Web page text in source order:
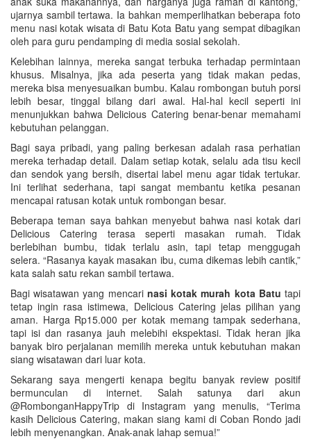
ujarnya sambil tertawa. Ia bahkan memperlihatkan beberapa foto
menu nasi kotak wisata di Batu Kota Batu yang sempat dibagikan
oleh para guru pendamping di media sosial sekolah.
Kelebihan lainnya, mereka sangat terbuka terhadap permintaan
khusus. Misalnya, jika ada peserta yang tidak makan pedas,
mereka bisa menyesuaikan bumbu. Kalau rombongan butuh porsi
lebih besar, tinggal bilang dari awal. Hal-hal kecil seperti ini
menunjukkan bahwa Delicious Catering benar-benar memahami
kebutuhan pelanggan.
Bagi saya pribadi, yang paling berkesan adalah rasa perhatian
mereka terhadap detail. Dalam setiap kotak, selalu ada tisu kecil
dan sendok yang bersih, disertai label menu agar tidak tertukar.
Ini terlihat sederhana, tapi sangat membantu ketika pesanan
mencapai ratusan kotak untuk rombongan besar.
Beberapa teman saya bahkan menyebut bahwa nasi kotak dari
Delicious Catering terasa seperti masakan rumah. Tidak
berlebihan bumbu, tidak terlalu asin, tapi tetap menggugah
selera. “Rasanya kayak masakan ibu, cuma dikemas lebih cantik,”
kata salah satu rekan sambil tertawa.
Bagi wisatawan yang mencari nasi kotak murah kota Batu tapi
tetap ingin rasa istimewa, Delicious Catering jelas pilihan yang
aman. Harga Rp15.000 per kotak memang tampak sederhana,
tapi isi dan rasanya jauh melebihi ekspektasi. Tidak heran jika
banyak biro perjalanan memilih mereka untuk kebutuhan makan
siang wisatawan dari luar kota.
Sekarang saya mengerti kenapa begitu banyak review positif
bermunculan di internet. Salah satunya dari akun
@RombonganHappyTrip di Instagram yang menulis, “Terima
kasih Delicious Catering, makan siang kami di Coban Rondo jadi
lebih menyenangkan. Anak-anak lahap semua!”